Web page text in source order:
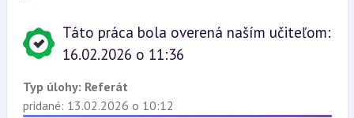
Táto práca bola overená naším učiteľom:
16.02.2026 o 11:36
Typ úlohy: Referát
pridané: 13.02.2026 o 10:12